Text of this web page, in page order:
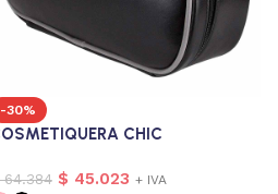
-30%
CHIC
$ 45.023 + IVA